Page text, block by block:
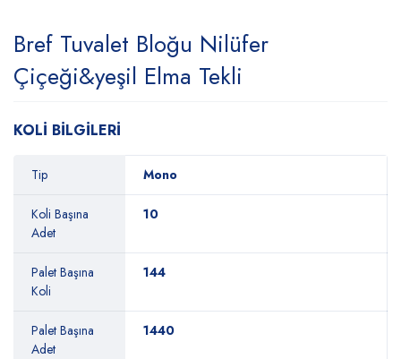
Bref Tuvalet Bloğu Nilüfer
Çiçeği&yeşil Elma Tekli
KOLİ BİLGİLERİ
Tip Mono
Koli Başına
Adet
10
Palet Başına
Koli
144
Palet Başına
Adet
1440